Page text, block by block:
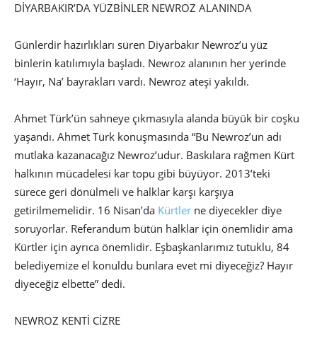
DİYARBAKIR’DA YÜZBİNLER NEWROZ ALANINDA
Günlerdir hazırlıkları süren Diyarbakır Newroz’u yüz
binlerin katılımıyla başladı. Newroz alanının her yerinde
‘Hayır, Na’ bayrakları vardı. Newroz ateşi yakıldı.
Ahmet Türk’ün sahneye çıkmasıyla alanda büyük bir coşku
yaşandı. Ahmet Türk konuşmasında “Bu Newroz’un adı
mutlaka kazanacağız Newroz’udur. Baskılara rağmen Kürt
halkının mücadelesi kar topu gibi büyüyor. 2013’teki
sürece geri dönülmeli ve halklar karşı karşıya
getirilmemelidir. 16 Nisan’da Kürtler ne diyecekler diye
soruyorlar. Referandum bütün halklar için önemlidir ama
Kürtler için ayrıca önemlidir. Eşbaşkanlarımız tutuklu, 84
belediyemize el konuldu bunlara evet mi diyeceğiz? Hayır
diyeceğiz elbette” dedi.
NEWROZ KENTİ CİZRE